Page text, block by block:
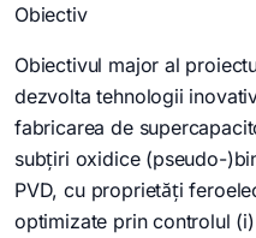
Obiectiv
Obiectivul major al
dezvolta tehnologii
fabricarea de
subțiri oxidice (pseudo-
PVD, cu proprietăți
optimizate prin controlul